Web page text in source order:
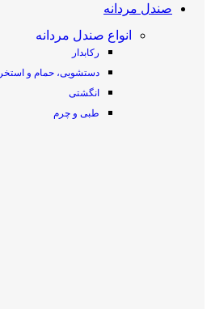
صندل مردانه
انواع صندل مردانه
رکابدار
دستشویی، حمام و استخر
انگشتی
طبی و چرم